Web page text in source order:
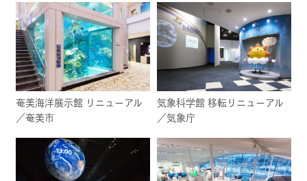
奄美海洋展示館 リニューアル
／奄美市
気象科学館 移転リニューアル
／気象庁